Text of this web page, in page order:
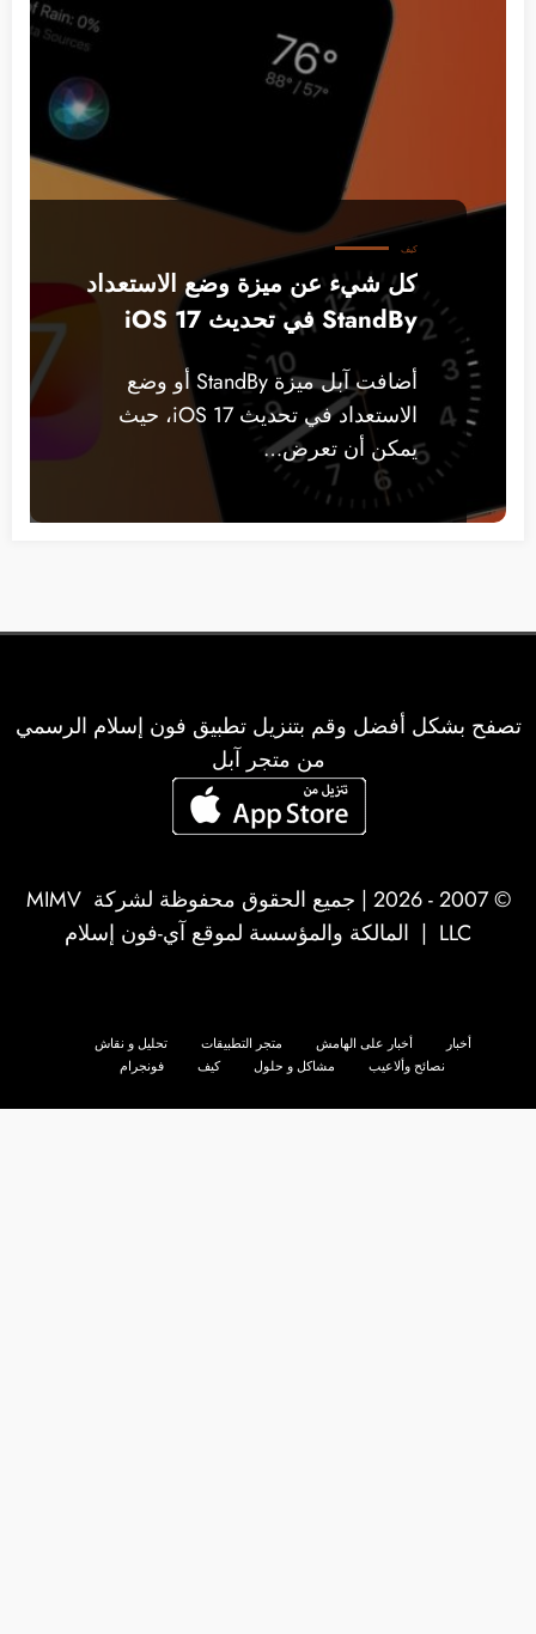
كيف
كل شيء عن ميزة وضع الاستعداد
StandBy في تحديث iOS 17
أضافت آبل ميزة StandBy أو وضع
الاستعداد في تحديث iOS 17، حيث
يمكن أن تعرض…
تصفح بشكل أفضل وقم بتنزيل تطبيق فون إسلام الرسمي
من متجر آبل
© 2007 - 2026 | جميع الحقوق محفوظة لشركة
MIMV
LLC | المالكة والمؤسسة لموقع آي-فون إسلام
أخبار أخبار على الهامش متجر التطبيقات
تحليل و نقاش
نصائح وألاعيب
مشاكل و حلول كيف فونجرام